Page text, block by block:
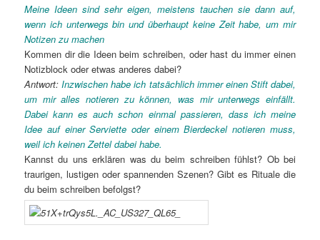
Meine Ideen sind sehr eigen, meistens tauchen sie dann auf,
wenn ich unterwegs bin und überhaupt keine Zeit habe, um mir
Notizen zu machen
Kommen dir die Ideen beim schreiben, oder hast du immer einen
Notizblock oder etwas anderes dabei?
Antwort:Inzwischen habe ich tatsächlich immer einen Stift dabei,
um mir alles notieren zu können, was mir unterwegs einfällt.
Dabei kann es auch schon einmal passieren, dass ich meine
Idee auf einer Serviette oder einem Bierdeckel notieren muss,
weil ich keinen Zettel dabei habe.
Kannst du uns erklären was du beim schreiben fühlst? Ob bei
traurigen, lustigen oder spannenden Szenen? Gibt es Rituale die
du beim schreiben befolgst?